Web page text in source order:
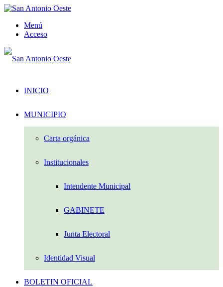
Menú
Acceso
INICIO
MUNICIPIO
Carta orgánica
Institucionales
Intendente Municipal
GABINETE
Junta Electoral
Identidad Visual
BOLETIN OFICIAL